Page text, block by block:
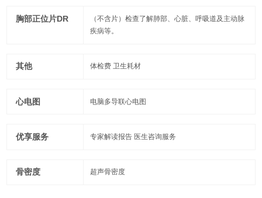
胸部正位片DR
（不含片）检查了解肺部、心脏、呼吸道及主动脉
疾病等。
其他 体检费 卫生耗材
心电图 电脑多导联心电图
优享服务 专家解读报告 医生咨询服务
骨密度 超声骨密度